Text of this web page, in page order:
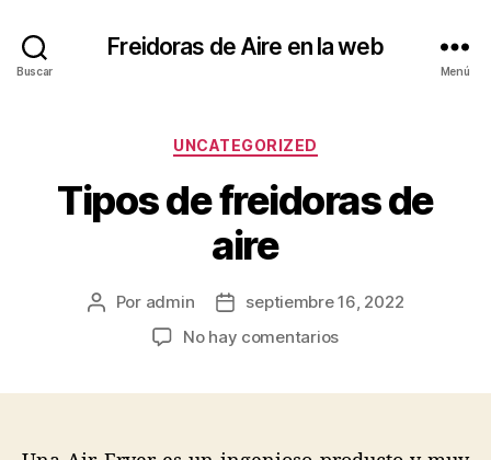
Buscar
Freidoras de Aire en la web
Menú
Categorías
UNCATEGORIZED
Tipos de freidoras de
aire
Autor
Por admin
Fecha
la
septiembre 16, 2022
No hay comentariosen
aire